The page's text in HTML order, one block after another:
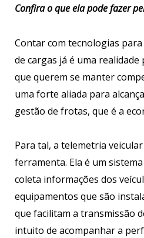
Confira o que ela pode fazer
Contar com tecnologias
de cargas já é uma
que querem se manter
uma forte aliada para
gestão de frotas, que é a
Para tal, a telemetria
ferramenta. Ela é um
coleta informações dos
equipamentos que são
que facilitam a transmissão
intuito de acompanhar a